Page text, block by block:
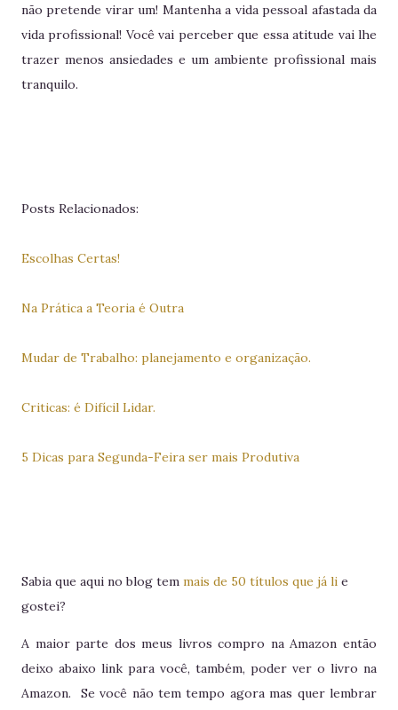
não pretende virar um! Mantenha a vida pessoal afastada da
vida profissional! Você vai perceber que essa atitude vai lhe
trazer menos ansiedades e um ambiente profissional mais
tranquilo.
Posts Relacionados:
Escolhas Certas!
Na Prática a Teoria é Outra
Mudar de Trabalho: planejamento e organização.
Criticas: é Difícil Lidar.
5 Dicas para Segunda-Feira ser mais Produtiva
Sabia que aqui no blog tem mais de 50 títulos que já li e
gostei?
A maior parte dos meus livros compro na Amazon então
deixo abaixo link para você, também, poder ver o livro na
Amazon. Se você não tem tempo agora mas quer lembrar